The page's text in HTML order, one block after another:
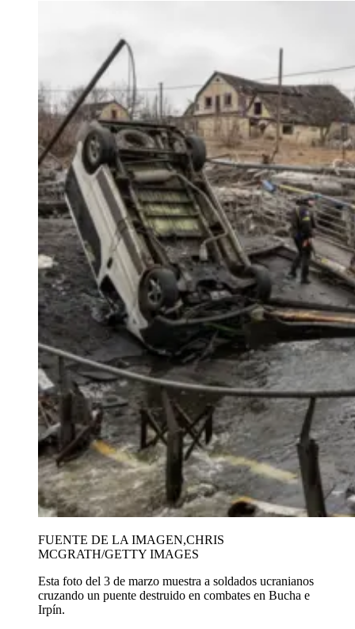
FUENTE DE LA IMAGEN,CHRIS
MCGRATH/GETTY IMAGES
Esta foto del 3 de marzo muestra a soldados ucranianos
cruzando un puente destruido en combates en Bucha e
Irpín.